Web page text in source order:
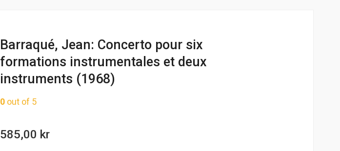
Barraqué, Jean: Concerto pour six
formations instrumentales et deux
instruments (1968)
0 out of 5
585,00 kr